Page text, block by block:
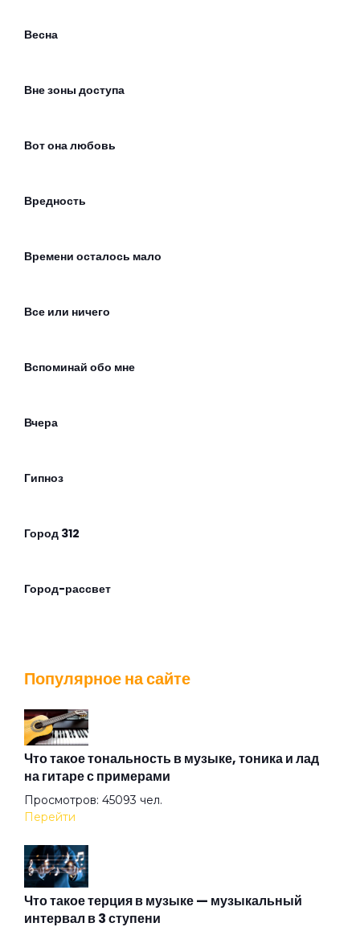
Весна
Вне зоны доступа
Вот она любовь
Вредность
Времени осталось мало
Все или ничего
Вспоминай обо мне
Вчера
Гипноз
Город 312
Город-рассвет
Девочка
Доброе утро
Друзьям
Зима
Популярное на сайте
Что такое тональность в музыке, тоника и лад
на гитаре с примерами
Просмотров: 45093 чел.
Перейти
Что такое терция в музыке — музыкальный
интервал в 3 ступени